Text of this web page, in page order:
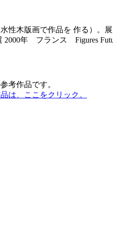
性木版画で作品を 作る）。
2000年 フランス Figures
考作品です。
は、ここをクリック。